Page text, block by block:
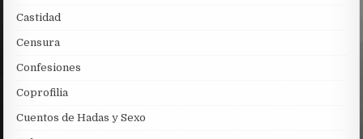
Castidad
Censura
Confesiones
Coprofilia
Cuentos de Hadas y Sexo